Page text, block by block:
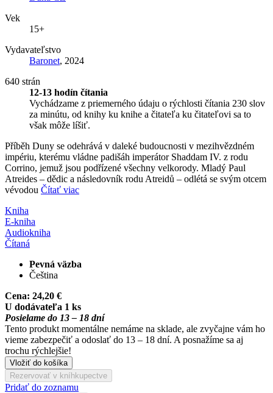
Vek
15+
Vydavateľstvo
Baronet, 2024
640 strán
12-13 hodín čítania
Vychádzame z priemerného údaju o rýchlosti čítania 230 slov
za minútu, od knihy ku knihe a čitateľa ku čitateľovi sa to
však môže líšiť.
Příběh Duny se odehrává v daleké budoucnosti v mezihvězdném
impériu, kterému vládne padišáh imperátor Shaddam IV. z rodu
Corrino, jemuž jsou podřízené všechny velkorody. Mladý Paul
Atreides – dědic a následovník rodu Atreidů – odlétá se svým otcem
vévodou Čítať viac
Kniha
E-kniha
Audiokniha
Čítaná
Pevná väzba
Čeština
Cena: 24,20 €
U dodávateľa 1 ks
Posielame do 13 – 18 dní
Tento produkt momentálne nemáme na sklade, ale zvyčajne vám ho
vieme zabezpečiť a odoslať do 13 – 18 dní. A posnažíme sa aj
trochu rýchlejšie!
Vložiť do košíka
Rezervovať v kníhkupectve
Pridať do zoznamu